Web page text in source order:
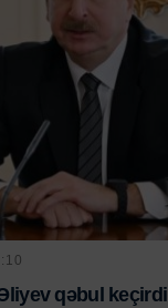
qəbul keçirdi